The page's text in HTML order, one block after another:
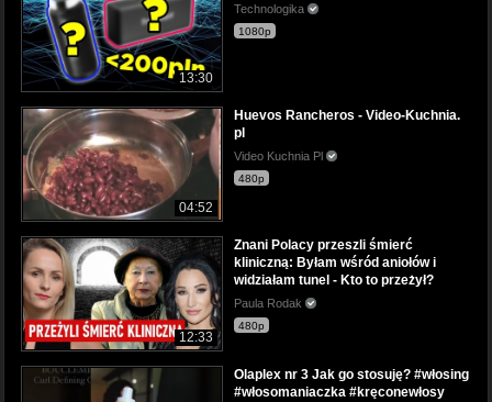
13:30
Technologika
1080p
04:52
Huevos Rancheros - Video-Kuchnia.
pl
Video Kuchnia Pl
480p
12:33
Znani Polacy przeszli śmierć
kliniczną: Byłam wśród aniołów i
widziałam tunel - Kto to przeżył?
Paula Rodak
480p
Olaplex nr 3 Jak go stosuję? #włosing
#włosomaniaczka #kręconewłosy